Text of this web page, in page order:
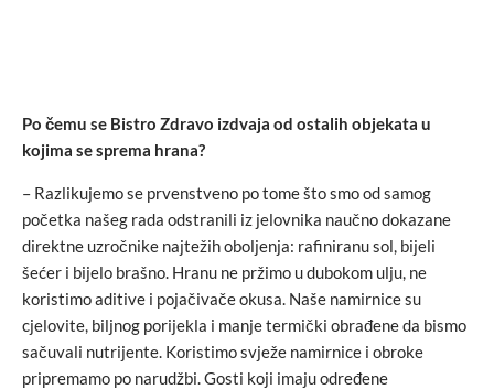
Po čemu se Bistro Zdravo izdvaja od ostalih objekata u
kojima se sprema hrana?
– Razlikujemo se prvenstveno po tome što smo od samog
početka našeg rada odstranili iz jelovnika naučno dokazane
direktne uzročnike najtežih oboljenja: rafiniranu sol, bijeli
šećer i bijelo brašno. Hranu ne pržimo u dubokom ulju, ne
koristimo aditive i pojačivače okusa. Naše namirnice su
cjelovite, biljnog porijekla i manje termički obrađene da bismo
sačuvali nutrijente. Koristimo svježe namirnice i obroke
pripremamo po narudžbi. Gosti koji imaju određene